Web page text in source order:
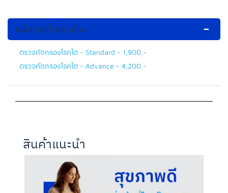
แพ็กเกจที่เกี่ยวข้อง
ตรวจคัดกรองโรคไต - Standard - 1,900.-
ตรวจคัดกรองโรคไต - Advance - 4,200.-
สินค้าแนะนำ